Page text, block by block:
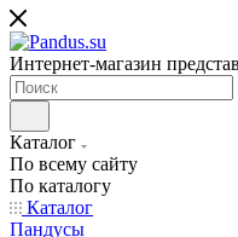
Интернет-магазин
Каталог
По всему сайту
По каталогу
Каталог
Пандусы